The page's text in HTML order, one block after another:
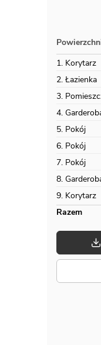
1. Korytarz
2. Łazienka
3.
4.
5. Pokój
6. Pokój
7. Pokój
8.
9. Korytarz
Razem